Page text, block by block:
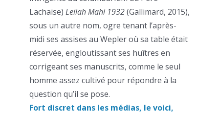
Lachaise) Leïlah Mahi 1932(Gallimard, 2015),
sous un autre nom, ogre tenant l’après-
midi ses assises au Wepler où sa table était
réservée, engloutissant ses huîtres en
corrigeant ses manuscrits, comme le seul
homme assez cultivé pour répondre à la
question qu’il se pose.
Fort discret dans les médias, le voici,